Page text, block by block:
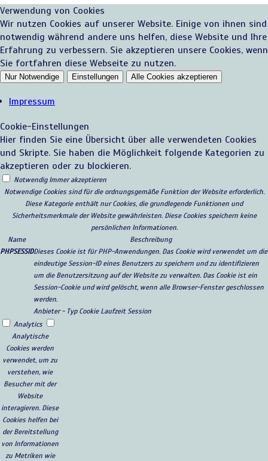
Verwendung von Cookies
Wir nutzen Cookies auf unserer Website. Einige von ihnen sind
notwendig während andere uns helfen, diese Website und Ihre
Erfahrung zu verbessern. Sie akzeptieren unsere Cookies, wenn
Sie fortfahren diese Webseite zu nutzen.
Nur Notwendige Einstellungen Alle Cookies akzeptieren
Impressum
Cookie-Einstellungen
Hier finden Sie eine Übersicht über alle verwendeten Cookies
und Skripte. Sie haben die Möglichkeit folgende Kategorien zu
akzeptieren oder zu blockieren.
Notwendig Immer akzeptieren
Notwendige Cookies sind für die ordnungsgemäße Funktion der Website erforderlich.
Diese Kategorie enthält nur Cookies, die grundlegende Funktionen und
Sicherheitsmerkmale der Website gewährleisten. Diese Cookies speichern keine
persönlichen Informationen.
Name
Beschreibung
PHPSESSIDDieses Cookie ist für PHP-Anwendungen. Das Cookie wird verwendet um die
eindeutige Session-ID eines Benutzers zu speichern und zu identifizieren
um die Benutzersitzung auf der Website zu verwalten. Das Cookie ist ein
Session-Cookie und wird gelöscht, wenn alle Browser-Fenster geschlossen
werden.
Anbieter - Typ Cookie Laufzeit Session
Analytics
Analytische
Cookies werden
verwendet, um zu
verstehen, wie
Besucher mit der
Website
interagieren. Diese
Cookies helfen bei
der Bereitstellung
von Informationen
zu Metriken wie